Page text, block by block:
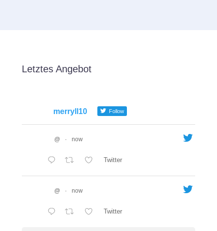
Letztes Angebot
merryll10 Follow
@ · now
Twitter
@ · now
Twitter